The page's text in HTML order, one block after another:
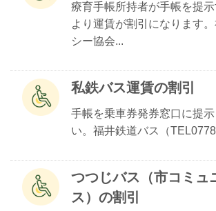
療育手帳所持者が手帳を提
より運賃が割引になります
シー協会...
私鉄バス運賃の割引
手帳を乗車券発券窓口に提
い。福井鉄道バス（
つつじバス（市コミュ
ス）の割引